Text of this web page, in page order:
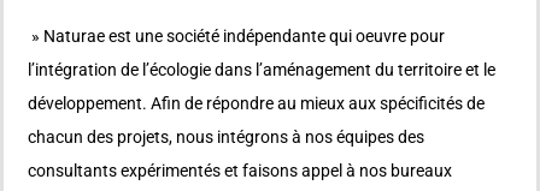
» Naturae est une société indépendante qui oeuvre pour
l’intégration de l’écologie dans l’aménagement du territoire et le
développement. Afin de répondre au mieux aux spécificités de
chacun des projets, nous intégrons à nos équipes des
consultants expérimentés et faisons appel à nos bureaux